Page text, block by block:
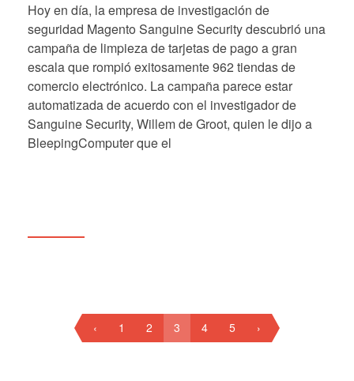
Hoy en día, la empresa de investigación de
seguridad Magento Sanguine Security descubrió una
campaña de limpieza de tarjetas de pago a gran
escala que rompió exitosamente 962 tiendas de
comercio electrónico. La campaña parece estar
automatizada de acuerdo con el investigador de
Sanguine Security, Willem de Groot, quien le dijo a
BleepingComputer que el
‹ 1 2 3 4 5 ›